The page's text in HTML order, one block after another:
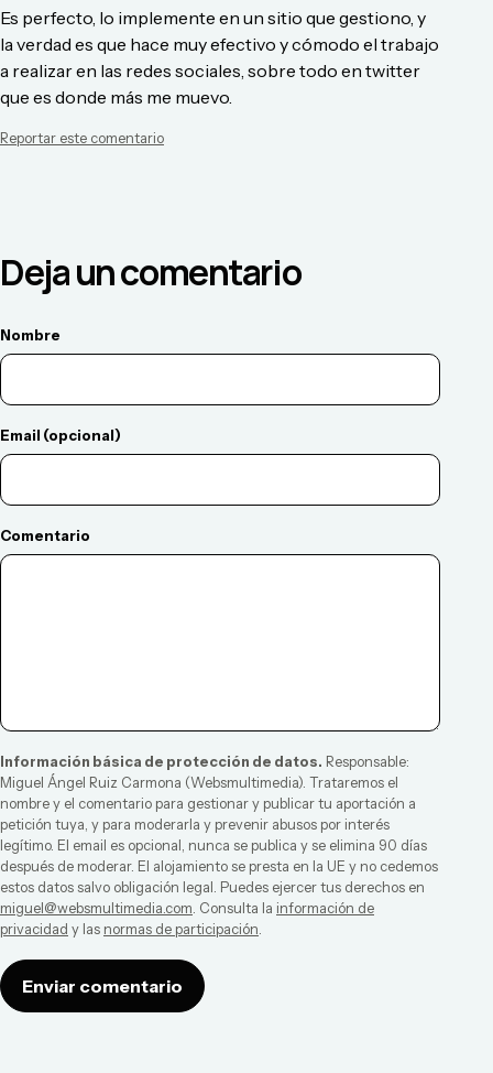
Es perfecto, lo implemente en un sitio que gestiono, y
la verdad es que hace muy efectivo y cómodo el trabajo
a realizar en las redes sociales, sobre todo en twitter
que es donde más me muevo.
Reportar este comentario
Deja un comentario
Nombre
Email (opcional)
Comentario
Información básica de protección de datos. Responsable:
Miguel Ángel Ruiz Carmona (Websmultimedia). Trataremos el
nombre y el comentario para gestionar y publicar tu aportación a
petición tuya, y para moderarla y prevenir abusos por interés
legítimo. El email es opcional, nunca se publica y se elimina 90 días
después de moderar. El alojamiento se presta en la UE y no cedemos
estos datos salvo obligación legal. Puedes ejercer tus derechos en
miguel@websmultimedia.com . Consulta la información de
privacidad y las normas de participación
Enviar comentario